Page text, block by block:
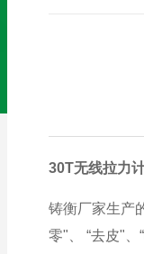
30T无线拉力
铸衡厂家生产
零"、 “去皮"、